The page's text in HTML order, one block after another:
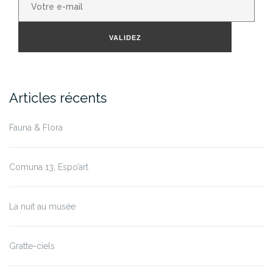
VALIDEZ
Articles récents
Fauna & Flora
Comuna 13, Espo’art
La nuit au musée
Gratte-ciels